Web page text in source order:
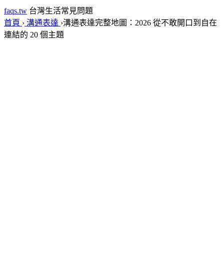
faqs.tw 台灣生活常見問題
首頁 › 溝通表達 ›溝通表達完整地圖：2026 從不敢開口到自在
連結的 20 個主題